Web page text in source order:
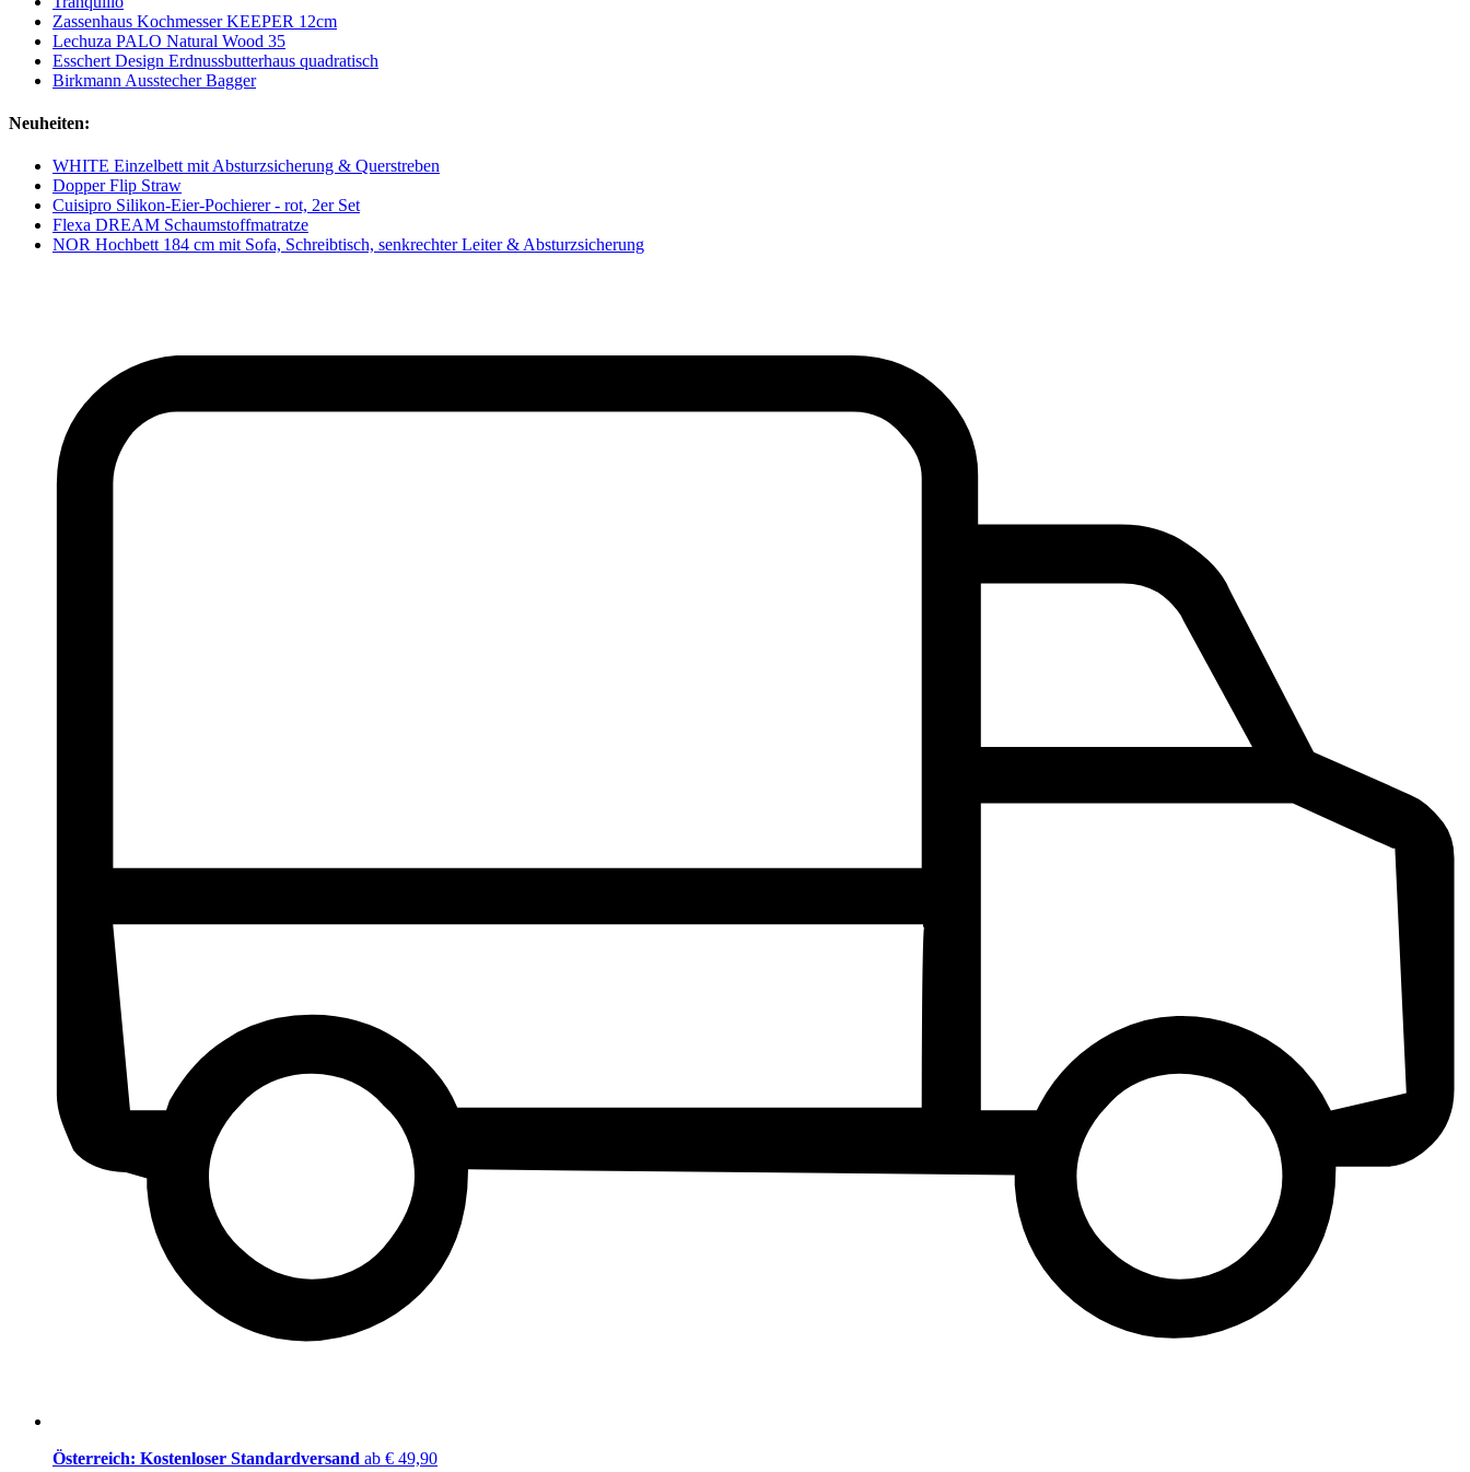
Zassenhaus Kochmesser KEEPER 12cm
Lechuza PALO Natural Wood 35
Esschert Design Erdnussbutterhaus quadratisch
Birkmann Ausstecher Bagger
Neuheiten:
WHITE Einzelbett mit Absturzsicherung & Querstreben
Dopper Flip Straw
Cuisipro Silikon-Eier-Pochierer - rot, 2er Set
Flexa DREAM Schaumstoffmatratze
NOR Hochbett 184 cm mit Sofa, Schreibtisch, senkrechter Leiter & Absturzsicherung
Österreich: Kostenloser Standardversand ab € 49,90